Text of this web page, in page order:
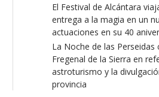
El Festival de Alcántara
entrega a la magia en un
actuaciones en su 40
La Noche de las Perseidas
Fregenal de la Sierra en
astroturismo y la
provincia